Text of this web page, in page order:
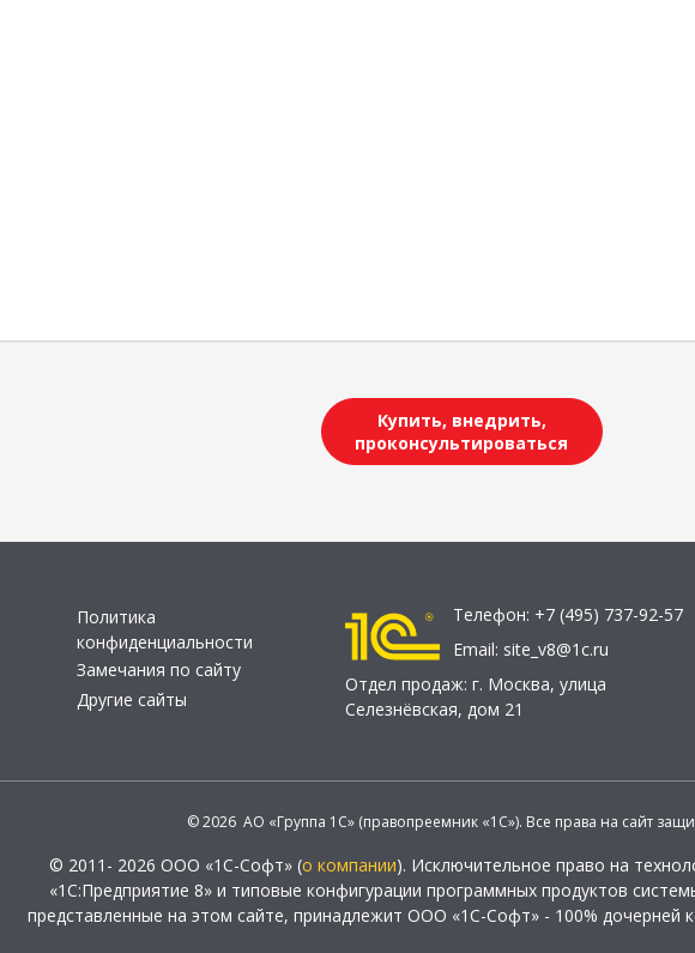
Купить, внедрить,
проконсультироваться
Политика
конфиденциальности
Замечания по сайту
Другие сайты
Телефон: +7 (495) 737-92-57
Email: site_v8@1c.ru
Отдел продаж: г. Москва, улица
Селезнёвская, дом 21
© 2026 АО «Группа 1С» (правопреемник «1С»). Все права на сайт
© 2011- 2026 ООО «1С-Софт» (о компании). Исключительное право на
«1С:Предприятие 8» и типовые конфигурации программных продуктов
представленные на этом сайте, принадлежит ООО «1С-Софт» - 100% дочерней